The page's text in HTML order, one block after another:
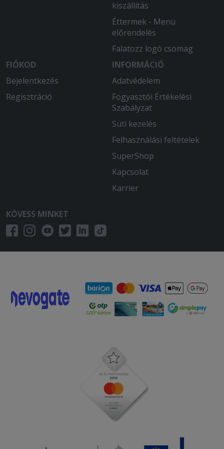
Az étel bőséges és finom. A kiszállítás
az előre jelzettnél is gyorsabb, a futár
kiszállítás
Éttermek - Menü
előrendelés
Falatozz logó csomag
FIÓKOD
Bejelentkezés
Regisztráció
INFORMÁCIÓ
Adatvédelem
Fogyasztói Értékelési
Szabályzat
Süti kezelés
Felhasználási feltételek
SuperShop
Kapcsolat
Karrier
KÖVESS MINKET